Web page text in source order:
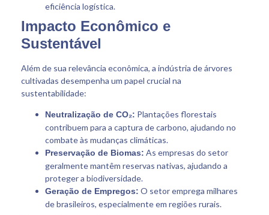
eficiência logística.
Impacto Econômico e
Sustentável
Além de sua relevância econômica, a indústria de árvores
cultivadas desempenha um papel crucial na
sustentabilidade:
Neutralização de CO₂: Plantações florestais
contribuem para a captura de carbono, ajudando no
combate às mudanças climáticas.
Preservação de Biomas: As empresas do setor
geralmente mantêm reservas nativas, ajudando a
proteger a biodiversidade.
Geração de Empregos: O setor emprega milhares
de brasileiros, especialmente em regiões rurais.